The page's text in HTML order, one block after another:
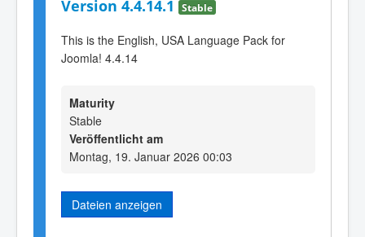
Version 4.4.14.1 Stable
This is the English, USA Language Pack for
Joomla! 4.4.14
Maturity
Stable
Veröffentlicht am
Montag, 19. Januar 2026 00:03
Dateien anzeigen